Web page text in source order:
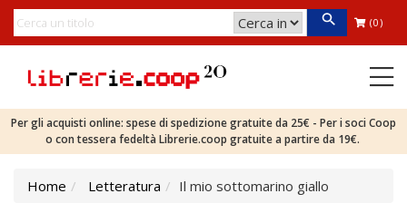
(0)
Per gli acquisti online: spese di spedizione gratuite da 25€ - Per i soci Coop
o con tessera fedeltà Librerie.coop gratuite a partire da 19€.
Home Letteratura Il mio sottomarino giallo